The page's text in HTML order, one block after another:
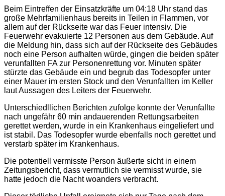
Beim Eintreffen der Einsatzkräfte um 04:18 Uhr stand das
große Mehrfamilienhaus bereits in Teilen in Flammen, vor
allem auf der Rückseite war das Feuer intensiv. Die
Feuerwehr evakuierte 12 Personen aus dem Gebäude. Auf
die Meldung hin, dass sich auf der Rückseite des Gebäudes
noch eine Person aufhalten würde, gingen die beiden später
verunfallten FA zur Personenrettung vor. Minuten später
stürzte das Gebäude ein und begrub das Todesopfer unter
einer Mauer im ersten Stock und den Verunfallten im Keller
laut Aussagen des Leiters der Feuerwehr.
Unterschiedllichen Berichten zufolge konnte der Verunfallte
nach ungefähr 60 min andauerenden Rettungsarbeiten
gerettet werden, wurde in ein Krankenhaus eingeliefert und
ist stabil. Das Todesopfer wurde ebenfalls noch gerettet und
verstarb später im Krankenhaus.
Die potentiell vermisste Person äußerte sicht in einem
Zeitungsbericht, dass vermutlich sie vermisst wurde, sie
hatte jedoch die Nacht woanders verbracht.